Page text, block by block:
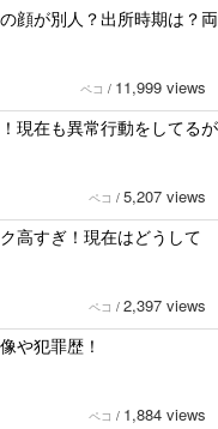
顔が別人？出所時期は？両
ペコ / 11,999 views
現在も異常行動をしてるが
ペコ / 5,207 views
高すぎ！現在はどうして
ペコ / 2,397 views
や犯罪歴！
ペコ / 1,884 views